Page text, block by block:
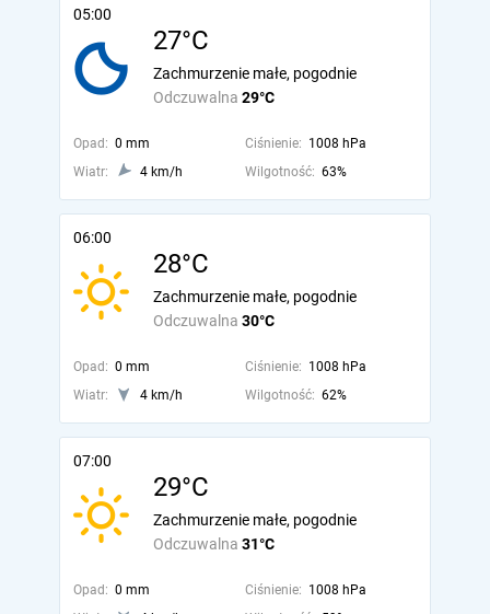
05:00
27°C
Odczuwalna 29°C
Zachmurzenie małe, pogodnie
Opad: 0 mm Ciśnienie: 1008 hPa
Wiatr:
4 km/h Wilgotność: 63%
06:00
28°C
Odczuwalna 30°C
Zachmurzenie małe, pogodnie
Opad: 0 mm Ciśnienie: 1008 hPa
Wiatr:
4 km/h Wilgotność: 62%
07:00
29°C
Odczuwalna 31°C
Zachmurzenie małe, pogodnie
Opad: 0 mm Ciśnienie: 1008 hPa